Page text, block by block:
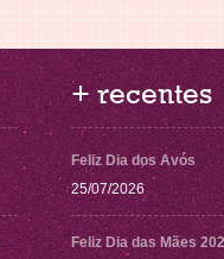
+ recentes
Feliz Dia dos Avós
25/07/2026
Feliz Dia das Mães